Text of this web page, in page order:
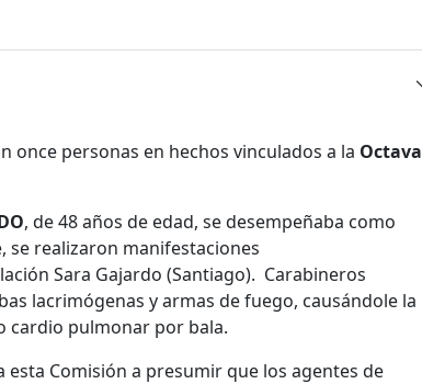
once personas en hechos vinculados a la Octava
, de 48 años de edad, se desempeñaba como
se realizaron manifestaciones
Sara Gajardo (Santiago). Carabineros
lacrimógenas y armas de fuego, causándole la
pulmonar por bala.
esta Comisión a presumir que los agentes de